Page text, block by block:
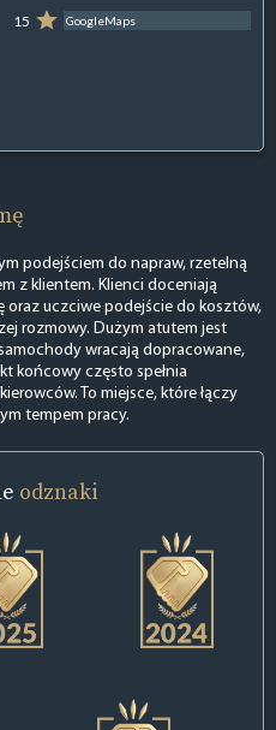
15 GoogleMaps
podejściem do napraw, rzetelną
z klientem. Klienci doceniają
oraz uczciwe podejście do kosztów,
rozmowy. Dużym atutem jest
wracają dopracowane,
końcowy często spełnia
To miejsce, które łączy
tempem pracy.
odznaki